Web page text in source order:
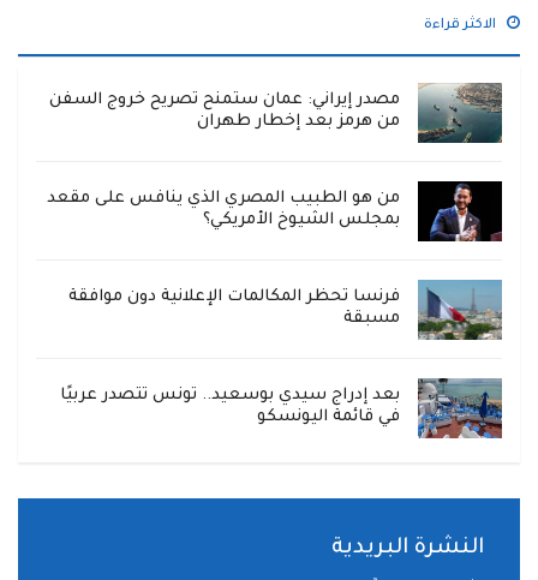
الاكثر قراءة
مصدر إيراني: عمان ستمنح تصريح خروج السفن
من هرمز بعد إخطار طهران
من هو الطبيب المصري الذي ينافس على مقعد
بمجلس الشيوخ الأمريكي؟
فرنسا تحظر المكالمات الإعلانية دون موافقة
مسبقة
بعد إدراج سيدي بوسعيد.. تونس تتصدر عربيًا
في قائمة اليونسكو
النشرة البريدية